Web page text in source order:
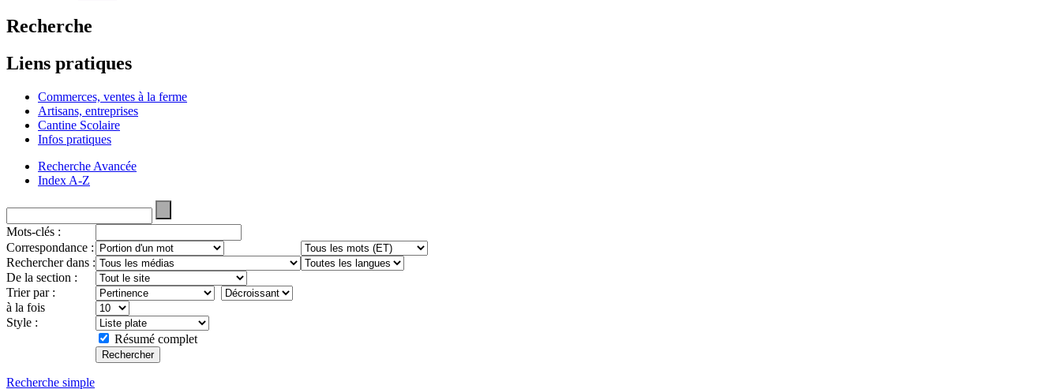
Recherche
Liens pratiques
Commerces, ventes à la ferme
Artisans, entreprises
Cantine Scolaire
Infos pratiques
Recherche Avancée
Index A-Z
Mots-clés :
Correspondance :
Rechercher dans :
De la section :
Trier par :
à la fois
Style :
Résumé complet
Recherche simple